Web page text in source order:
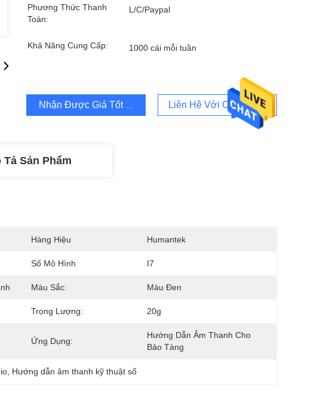
Phương Thức Thanh
Toán:
L/C/Paypal
Khả Năng Cung Cấp: 1000 cái mỗi tuần
Nhận Được Giá Tốt Nhất Liên Hệ Với Chúng Tôi
Tả Sản Phẩm
Hàng Hiệu Humantek
Số Mô Hình I7
Màu Sắc: Màu Đen
Trọng Lượng: 20g
Ứng Dụng:
Hướng Dẫn Âm Thanh Cho
Bảo Tàng
Hướng dẫn âm thanh kỹ thuật số